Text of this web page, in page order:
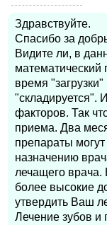
Здравствуйте.
Спасибо за
Видите ли, в
математический
время
"складируется".
факторов. Так
приема. Два
препараты
назначению
лечащего врача.
более высокие
утвердить Ваш
Лечение зубов и